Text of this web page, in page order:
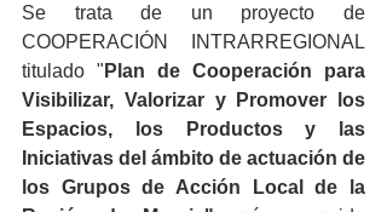
Se trata de un proyecto de
COOPERACIÓN INTRARREGIONAL
titulado " Plan de Cooperación para
Visibilizar, Valorizar y Promover los
Espacios, los Productos y las
Iniciativas del ámbito de actuación de
los Grupos de Acción Local de la